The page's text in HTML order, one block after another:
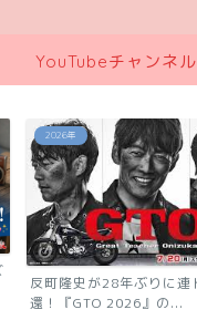
YouTubeチャンネル
あの芸能人は今